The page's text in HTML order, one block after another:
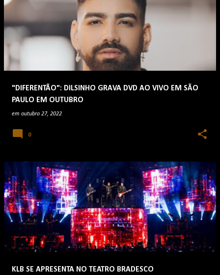
"DIFERENTÃO": DILSINHO GRAVA DVD AO VIVO EM SÃO
PAULO EM OUTUBRO
em outubro 27, 2022
0
KLB SE APRESENTA NO TEATRO BRADESCO